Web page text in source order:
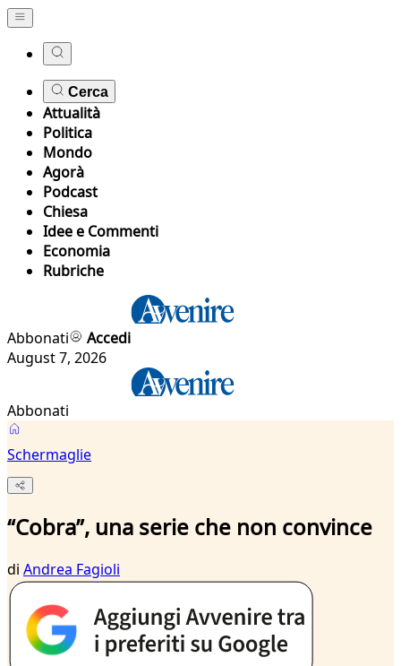
Cerca
Attualità
Politica
Mondo
Agorà
Podcast
Chiesa
Idee e Commenti
Economia
Rubriche
Abbonati
Accedi
August 7, 2026
Abbonati
Schermaglie
“Cobra”, una serie che non convince
di Andrea Fagioli